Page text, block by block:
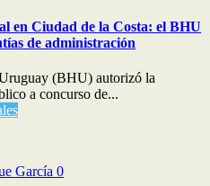
en Ciudad de la Costa: el BHU
de administración
(BHU) autorizó la
a concurso de...
García 0